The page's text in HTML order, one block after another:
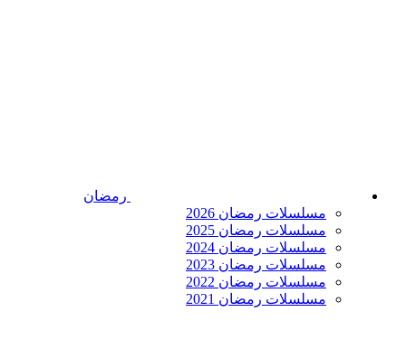
رمضان
مسلسلات رمضان 2026
مسلسلات رمضان 2025
مسلسلات رمضان 2024
مسلسلات رمضان 2023
مسلسلات رمضان 2022
مسلسلات رمضان 2021